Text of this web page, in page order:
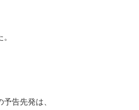
告先発は、